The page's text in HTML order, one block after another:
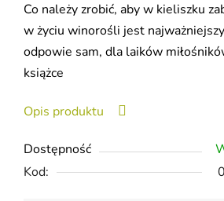
produktu
wynosi
0,0
na
gwiazdek.
Co należy zrobić, aby w kieliszku
w życiu winorośli jest
odpowie sam, dla laików
książce
Opis produktu
Dostępność
Kod: